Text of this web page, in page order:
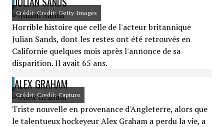
Crédit: Credit: Getty Images
Horrible histoire que celle de l'acteur britannique
Julian Sands, dont les restes ont été retrouvés en
Californie quelques mois après l'annonce de sa
disparition. Il avait 65 ans.
ALEX GRAHAM
Crédit: Credit: Capture
Triste nouvelle en provenance d'Angleterre, alors que
le talentueux hockeyeur Alex Graham a perdu la vie, a